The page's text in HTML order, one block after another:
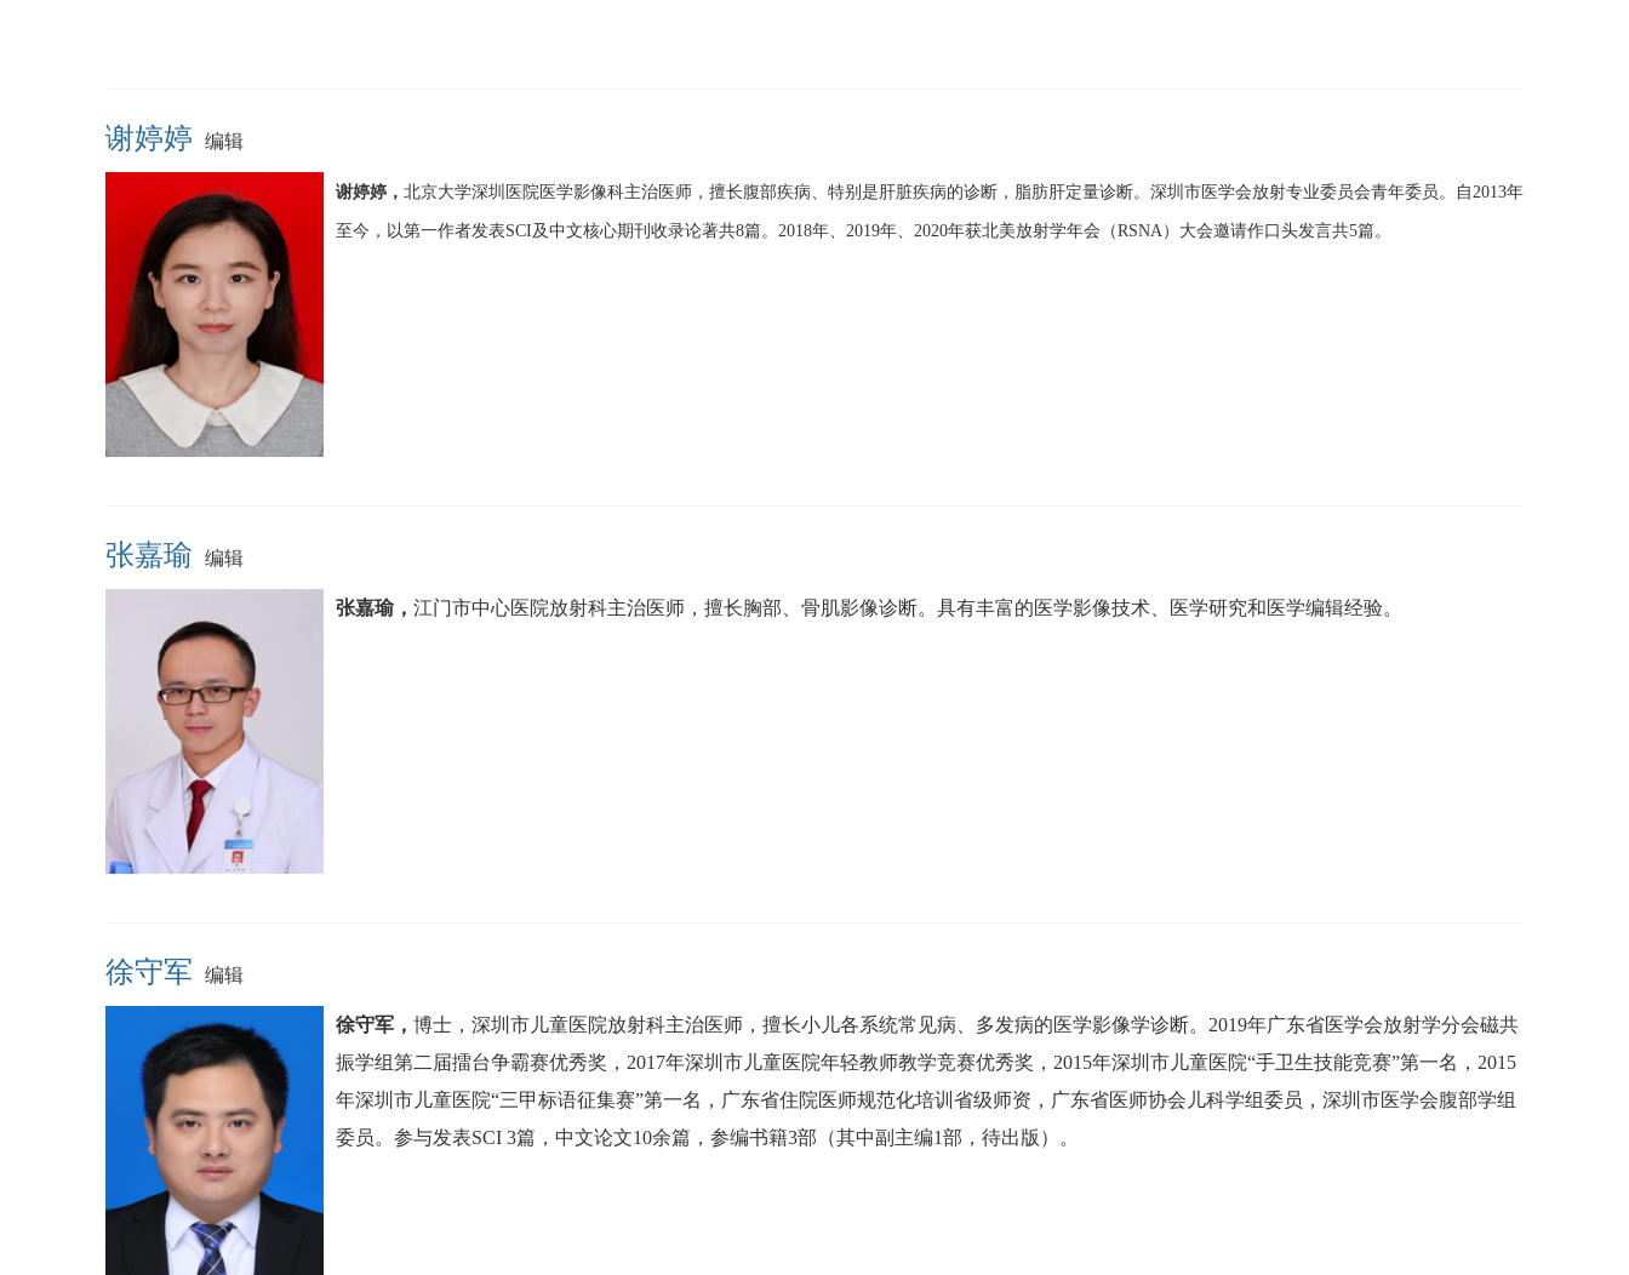
谢婷婷 编辑
谢婷婷， 北京大学深圳医院医学影像科主治医师，擅长腹部疾病、特别是肝脏疾病的诊断，脂肪肝定量诊断。深圳市医学会放射专业委员会青年委员。自2013年
至今，以第一作者发表SCI及中文核心期刊收录论著共8篇。2018年、2019年、2020年获北美放射学年会（RSNA）大会邀请作口头发言共5篇。
张嘉瑜 编辑
张嘉瑜， 江门市中心医院放射科主治医师，擅长胸部、骨肌影像诊断。具有丰富的医学影像技术、医学研究和医学编辑经验。
徐守军 编辑
徐守军， 博士，深圳市儿童医院放射科主治医师，擅长小儿各系统常见病、多发病的医学影像学诊断。 2019年广东省医学会放射学分会磁共
振学组第二届擂台争霸赛优秀奖，2017年深圳市儿童医院年轻教师教学竞赛优秀奖，2015年深圳市儿童医院“手卫生技能竞赛”第一名，2015
年深圳市儿童医院“三甲标语征集赛”第一名，广东省住院医师规范化培训省级师资，广东省医师协会儿科学组委员，深圳市医学会腹部学组
委员。 参与发表SCI 3篇，中文论文10余篇，参编书籍3部（其中副主编1部，待出版）。